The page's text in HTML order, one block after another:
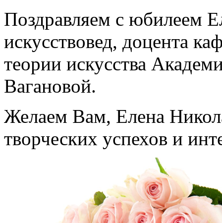
Поздравляем с юбилеем
искусствовед, доцента
теории искусства
Вагановой.
Желаем Вам, Елена
творческих успехов и